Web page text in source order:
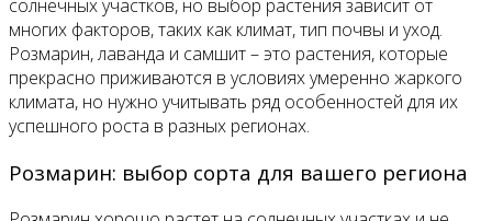
солнечных участков, но выбор растения зависит от
многих факторов, таких как климат, тип почвы и уход.
Розмарин, лаванда и самшит – это растения, которые
прекрасно приживаются в условиях умеренно жаркого
климата, но нужно учитывать ряд особенностей для их
успешного роста в разных регионах.
Розмарин: выбор сорта для вашего региона